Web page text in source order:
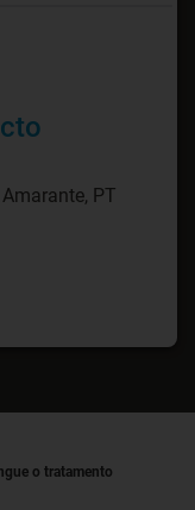
PT
o tratamento